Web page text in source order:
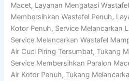
Macet, Layanan Mengatasi
Membersihkan Wastafel Penuh,
Kotor Penuh, Service Melancarkan
Service Melancarkan Wastafel
Air Cuci Piring Tersumbat, Tukang
Service Membersihkan Paralon
Air Kotor Penuh, Tukang